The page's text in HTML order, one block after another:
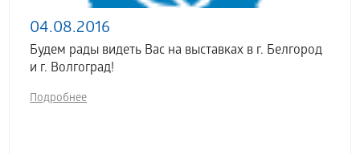
04.08.2016
Будем рады видеть Вас на выставках в г. Белгород
и г. Волгоград!
Подробнее